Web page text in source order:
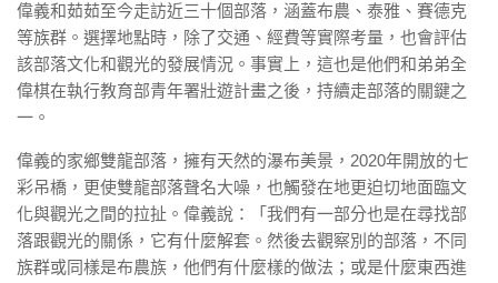
偉義和茹茹至今走訪近三十個部落，涵蓋布農、泰雅、賽德克
等族群。選擇地點時，除了交通、經費等實際考量，也會評估
該部落文化和觀光的發展情況。事實上，這也是他們和弟弟全
偉棋在執行教育部青年署壯遊計畫之後，持續走部落的關鍵之
一。
偉義的家鄉雙龍部落，擁有天然的瀑布美景，2020年開放的七
彩吊橋，更使雙龍部落聲名大噪，也觸發在地更迫切地面臨文
化與觀光之間的拉扯。偉義說：「我們有一部分也是在尋找部
落跟觀光的關係，它有什麼解套。然後去觀察別的部落，不同
族群或同樣是布農族，他們有什麼樣的做法；或是什麼東西進